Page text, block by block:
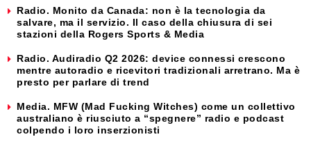
Radio. Monito da Canada: non è la tecnologia da
salvare, ma il servizio. Il caso della chiusura di sei
stazioni della Rogers Sports & Media
Radio. Audiradio Q2 2026: device connessi crescono
mentre autoradio e ricevitori tradizionali arretrano. Ma è
presto per parlare di trend
Media. MFW (Mad Fucking Witches) come un collettivo
australiano è riusciuto a “spegnere” radio e podcast
colpendo i loro inserzionisti